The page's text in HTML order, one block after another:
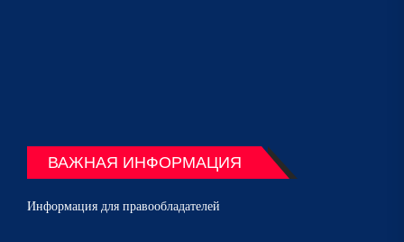
ВАЖНАЯ ИНФОРМАЦИЯ
Информация для правообладателей